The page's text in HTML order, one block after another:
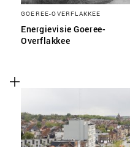
GOEREE-OVERFLAKKEE
Energievisie Goeree-
Overflakkee